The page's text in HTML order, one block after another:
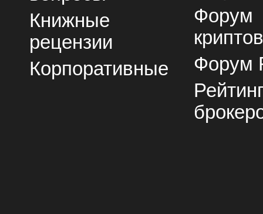
Книжные
рецензии
Корпоративные
Форум
Форум